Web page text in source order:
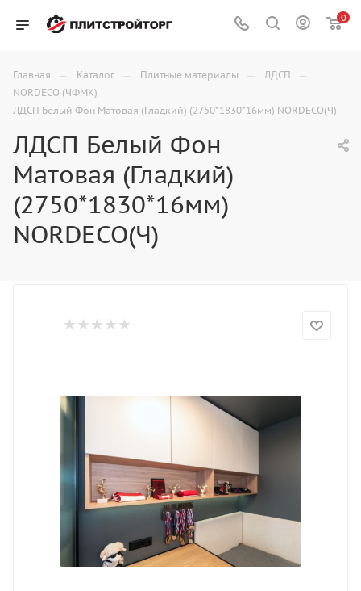
0
Главная — Каталог — Плитные материалы — ЛДСП —
NORDECO (ЧФМК) —
ЛДСП Белый Фон Матовая (Гладкий) (2750*1830*16мм) NORDECO(Ч)
ЛДСП Белый Фон
Матовая (Гладкий)
(2750*1830*16мм)
NORDECO(Ч)